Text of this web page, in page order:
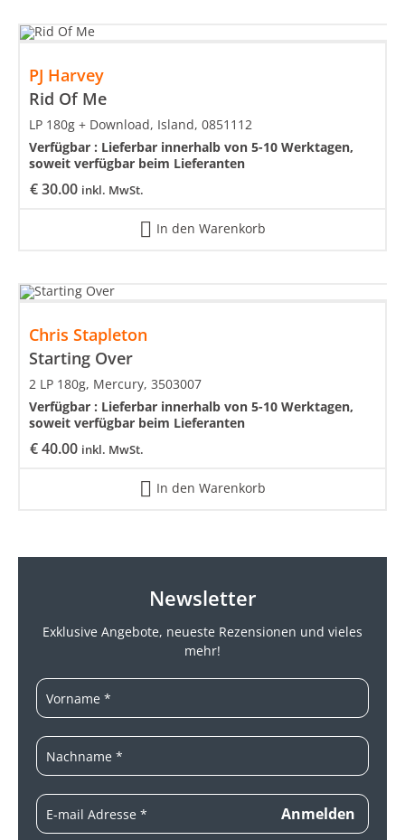
PJ Harvey
Rid Of Me
€30.00 inkl. MwSt.
LP 180g + Download, Island, 0851112
Verfügbar : Lieferbar innerhalb von 5-10 Werktagen,
soweit verfügbar beim Lieferanten
In den Warenkorb
Chris Stapleton
Starting Over
€40.00 inkl. MwSt.
2 LP 180g, Mercury, 3503007
Verfügbar : Lieferbar innerhalb von 5-10 Werktagen,
soweit verfügbar beim Lieferanten
In den Warenkorb
Newsletter
Exklusive Angebote, neueste Rezensionen und vieles
mehr!